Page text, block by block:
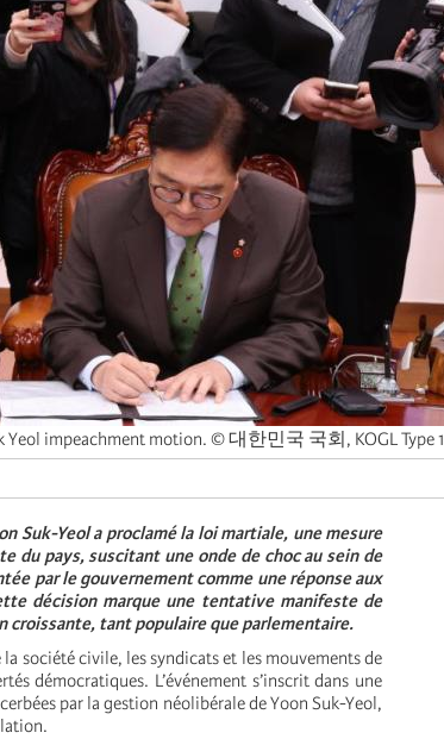
Yeol impeachment motion. © 대한민국 국회, KOGL Type 1
Suk-Yeol a proclamé la loi martiale, une mesure
du pays, suscitant une onde de choc au sein de
par le gouvernement comme une réponse aux
décision marque une tentative manifeste de
croissante, tant populaire que parlementaire.
société civile, les syndicats et les mouvements de
démocratiques. L’événement s’inscrit dans une
par la gestion néolibérale de Yoon Suk-Yeol,